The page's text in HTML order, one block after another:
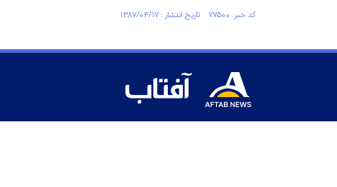
کد خبر: ۷۷۵۰۰ تاریخ انتشار : ۱۳۸۷/۰۴/۱۷